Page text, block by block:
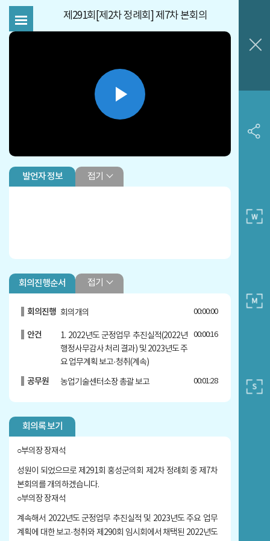
제291회[제2차 정례회] 제7차 본회의
Play
Video
발언자 정보 접기
회의진행순서 접기
회의진행 회의개의 00:00:00
안건
1. 2022년도 군정업무 추진실적(2022년
행정사무감사 처리 결과) 및 2023년도 주
요 업무계획 보고·청취(계속)
00:00:16
공무원 농업기술센터소장 총괄 보고 00:01:28
공무원 기획운영과장 보고 00:07:33
의원 문병오 의원 질의답변
의원 김덕배 의원 질의답변
의원 권영식 의원 질의답변 00:41:19
의원 김은미 의원 질의답변
공무원 역사문화시설관리사업소장 보고 01:10:15
회의록 보기
○부의장 장재석
성원이 되었으므로 제291회 홍성군의회 제2차 정례회 중 제7차
본회의를 개의하겠습니다.
○부의장 장재석
계속해서 2022년도 군정업무 추진실적 및 2023년도 주요 업무
계획에 대한 보고·청취와 제290회 임시회에서 채택된 2022년도